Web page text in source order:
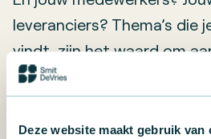
Deze website maakt gebruik van
leveranciers? Thema’s die
vindt, zijn het waard om
Ziehiereen handige lijst
thema’s voor jou relevant